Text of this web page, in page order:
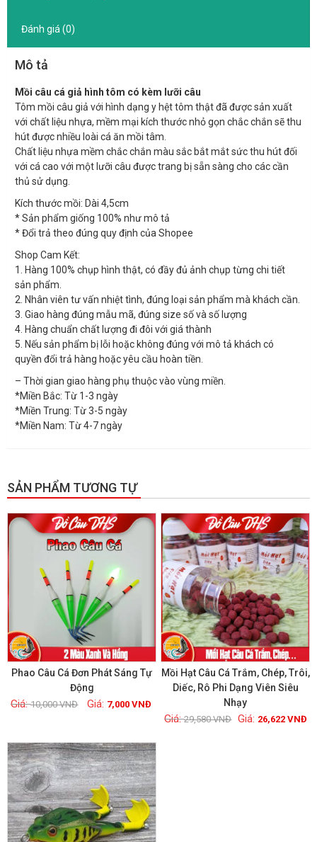
Đánh giá (0)
Mô tả
Mồi câu cá giả hình tôm có kèm lưỡi câu
Tôm mồi câu giả với hình dạng y hệt tôm thật đã được sản xuất
với chất liệu nhựa, mềm mại kích thước nhỏ gọn chắc chắn sẽ thu
hút được nhiều loài cá ăn mồi tâm.
Chất liệu nhựa mềm chắc chắn màu sắc bắt mắt sức thu hút đối
với cá cao với một lưỡi câu được trang bị sẵn sàng cho các cần
thủ sử dụng.
Kích thước mồi: Dài 4,5cm
* Sản phẩm giống 100% như mô tả
* Đổi trả theo đúng quy định của Shopee
Shop Cam Kết:
1. Hàng 100% chụp hình thật, có đầy đủ ảnh chụp từng chi tiết
sản phẩm.
2. Nhân viên tư vấn nhiệt tình, đúng loại sản phẩm mà khách cần.
3. Giao hàng đúng mẫu mã, đúng size số và số lượng
4. Hàng chuẩn chất lượng đi đôi với giá thành
5. Nếu sản phẩm bị lỗi hoặc không đúng với mô tả khách có
quyền đổi trả hàng hoặc yêu cầu hoàn tiền.
– Thời gian giao hàng phụ thuộc vào vùng miền.
*Miền Bắc: Từ 1-3 ngày
*Miền Trung: Từ 3-5 ngày
*Miền Nam: Từ 4-7 ngày
SẢN PHẨM TƯƠNG TỰ
GIẢM GIÁ!
Phao Câu Cá Đơn Phát Sáng Tự
Động
10,000VNĐ 7,000 VNĐ
GIẢM GIÁ!
Xem chi tiết
Mồi Hạt Câu Cá Trắm, Chép, Trôi,
Diếc, Rô Phi Dạng Viên Siêu
Nhạy
29,580VNĐ 26,622VNĐ
GIẢM GIÁ!